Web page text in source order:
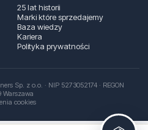
25 lat historii
Marki które sprzedajemy
Baza wiedzy
Kariera
Polityka prywatności
Sp. z o.o. · NIP 5273052174 · REGON
Warszawa
cookies